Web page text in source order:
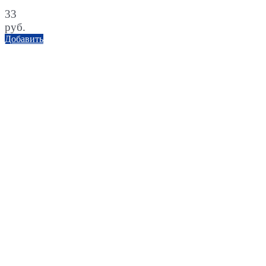
33
руб.
Добавить